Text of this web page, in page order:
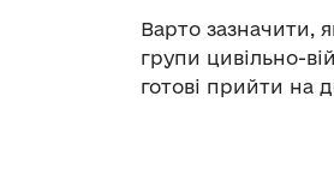
Варто зазначити,
групи цивільно-
готові прийти на